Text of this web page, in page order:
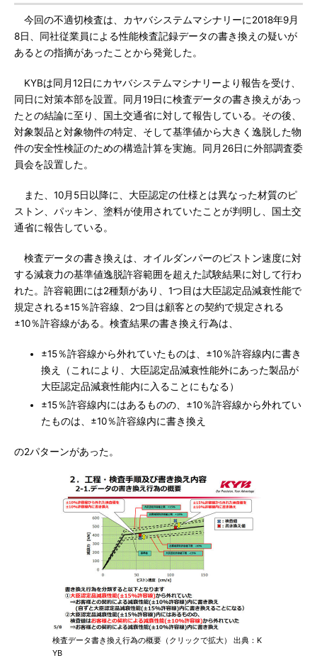
今回の不適切検査は、カヤバシステムマシナリーに2018年9月
8日、同社従業員による性能検査記録データの書き換えの疑いが
あるとの指摘があったことから発覚した。
KYBは同月12日にカヤバシステムマシナリーより報告を受け、
同日に対策本部を設置。同月19日に検査データの書き換えがあっ
たとの結論に至り、国土交通省に対して報告している。その後、
対象製品と対象物件の特定、そして基準値から大きく逸脱した物
件の安全性検証のための構造計算を実施。同月26日に外部調査委
員会を設置した。
また、10月5日以降に、大臣認定の仕様とは異なった材質のピ
ストン、パッキン、塗料が使用されていたことが判明し、国土交
通省に報告している。
検査データの書き換えは、オイルダンパーのピストン速度に対
する減衰力の基準値逸脱許容範囲を超えた試験結果に対して行わ
れた。許容範囲には2種類があり、1つ目は大臣認定品減衰性能で
規定される±15％許容線、2つ目は顧客との契約で規定される
±10％許容線がある。検査結果の書き換え行為は、
±15％許容線から外れていたものは、±10％許容線内に書き
換え（これにより、大臣認定品減衰性能外にあった製品が
大臣認定品減衰性能内に入ることにもなる）
±15％許容線内にはあるものの、±10％許容線から外れてい
たものは、±10％許容線内に書き換え
の2パターンがあった。
検査データ書き換え行為の概要（クリックで拡大） 出典：K
YB